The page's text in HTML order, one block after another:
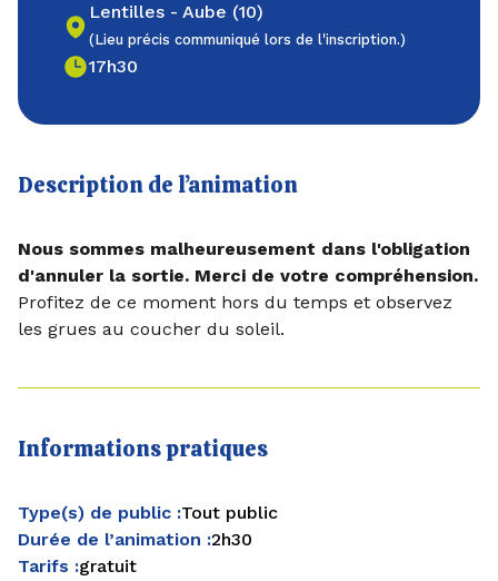
Lentilles - Aube (10)
(Lieu précis communiqué lors de l'inscription.)
17h30
Description de l’animation
Nous sommes malheureusement dans l'obligation
d'annuler la sortie. Merci de votre compréhension.
Profitez de ce moment hors du temps et observez
les grues au coucher du soleil.
Informations pratiques
Type(s) de public :Tout public
Durée de l’animation :2h30
Tarifs :gratuit